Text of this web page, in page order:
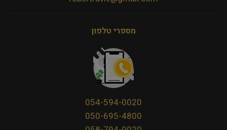
מספרי טלפון
054-594-0020
050-695-4800